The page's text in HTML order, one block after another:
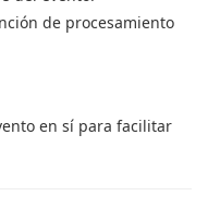
de procesamiento
en sí para facilitar